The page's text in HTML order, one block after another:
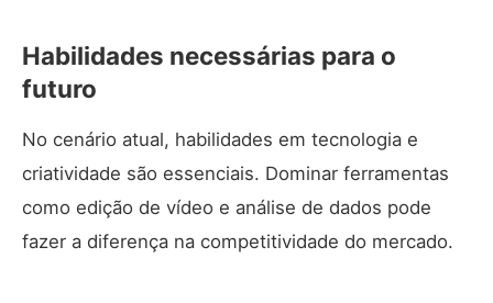
Habilidades necessárias para o
futuro
No cenário atual, habilidades em tecnologia e
criatividade são essenciais. Dominar ferramentas
como edição de vídeo e análise de dados pode
fazer a diferença na competitividade do mercado.